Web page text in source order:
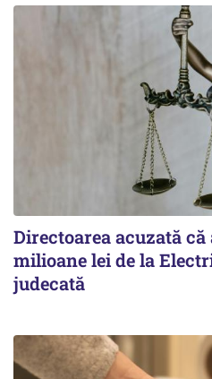
Directoarea acuzată că
milioane lei de la
judecată